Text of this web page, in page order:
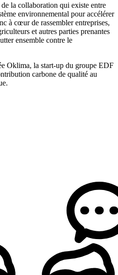
la collaboration qui existe entre
environnemental pour accélérer
à cœur de rassembler entreprises,
et autres parties prenantes
ensemble contre le
Oklima, la start-up du groupe EDF
carbone de qualité au